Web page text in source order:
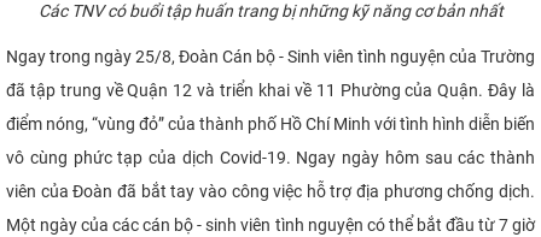
Các TNV có buổi tập huấn trang bị những kỹ năng cơ bản nhất
Ngay trong ngày 25/8, Đoàn Cán bộ - Sinh viên tình nguyện của Trường
đã tập trung về Quận 12 và triển khai về 11 Phường của Quận. Đây là
điểm nóng, “vùng đỏ” của thành phố Hồ Chí Minh với tình hình diễn biến
vô cùng phức tạp của dịch Covid-19. Ngay ngày hôm sau các thành
viên của Đoàn đã bắt tay vào công việc hỗ trợ địa phương chống dịch.
Một ngày của các cán bộ - sinh viên tình nguyện có thể bắt đầu từ 7 giờ